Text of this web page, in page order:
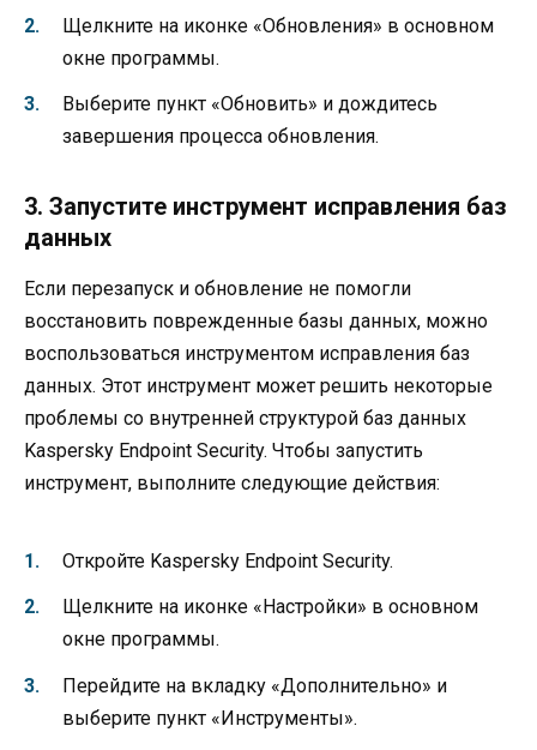
Щелкните на иконке «Обновления» в основном
окне программы.
Выберите пункт «Обновить» и дождитесь
завершения процесса обновления.
3. Запустите инструмент исправления баз
данных
Если перезапуск и обновление не помогли
восстановить поврежденные базы данных, можно
воспользоваться инструментом исправления баз
данных. Этот инструмент может решить некоторые
проблемы со внутренней структурой баз данных
Kaspersky Endpoint Security. Чтобы запустить
инструмент, выполните следующие действия:
Откройте Kaspersky Endpoint Security.
Щелкните на иконке «Настройки» в основном
окне программы.
Перейдите на вкладку «Дополнительно» и
выберите пункт «Инструменты».